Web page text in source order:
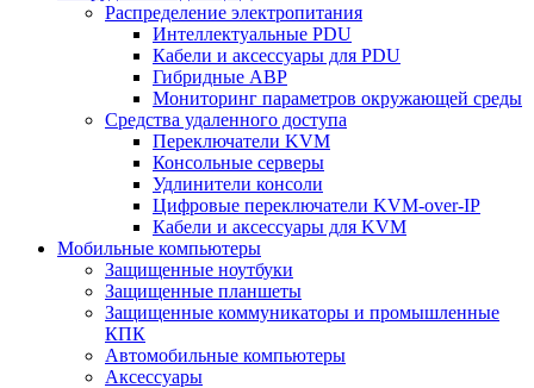
Распределение электропитания
Интеллектуальные PDU
Кабели и аксессуары для PDU
Гибридные АВР
Мониторинг параметров окружающей среды
Средства удаленного доступа
Переключатели KVM
Консольные серверы
Удлинители консоли
Цифровые переключатели KVM-over-IP
Кабели и аксессуары для KVM
Мобильные компьютеры
Защищенные ноутбуки
Защищенные планшеты
Защищенные коммуникаторы и промышленные
КПК
Автомобильные компьютеры
Аксессуары